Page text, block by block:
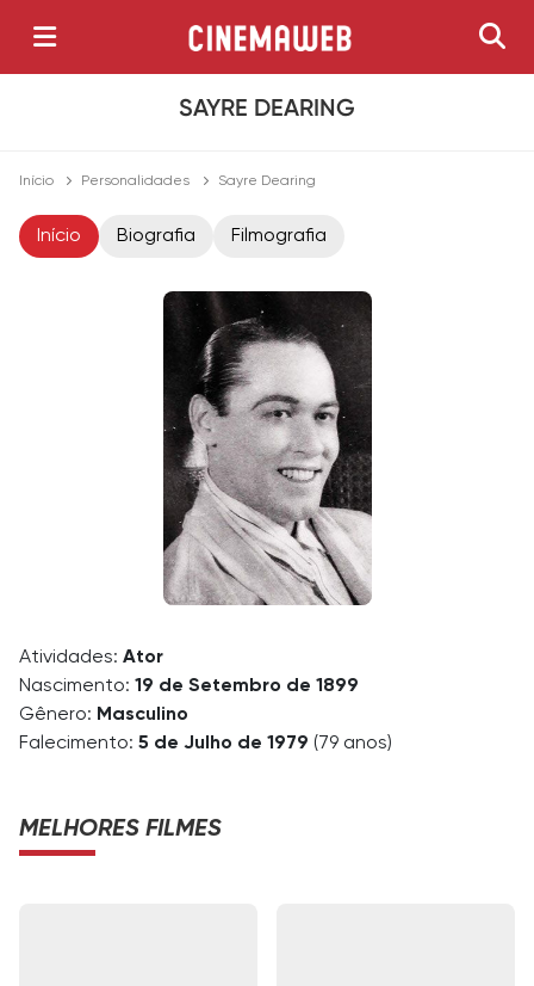
SAYRE DEARING
Início Personalidades Sayre Dearing
Início Biografia Filmografia
Atividades: Ator
Nascimento: 19 de Setembro de 1899
Gênero: Masculino
Falecimento: 5 de Julho de 1979 (79 anos)
MELHORES FILMES